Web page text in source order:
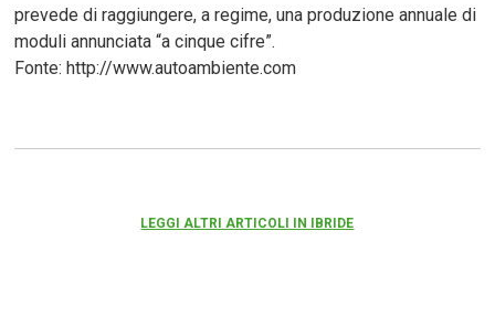
prevede di raggiungere, a regime, una produzione annuale di
moduli annunciata “a cinque cifre”.
Fonte: http://www.autoambiente.com
LEGGI ALTRI ARTICOLI IN IBRIDE